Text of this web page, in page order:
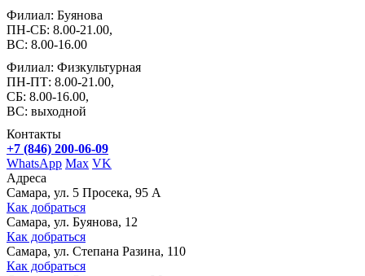
Филиал: Буянова
ПН-СБ: 8.00-21.00,
ВС: 8.00-16.00
Филиал: Физкультурная
ПН-ПТ: 8.00-21.00,
СБ: 8.00-16.00,
ВС: выходной
Контакты
+7 (846) 200-06-09
WhatsApp Max VK
Адреса
Самара, ул. 5 Просека, 95 А
Как добраться
Самара, ул. Буянова, 12
Как добраться
Самара, ул. Степана Разина, 110
Как добраться